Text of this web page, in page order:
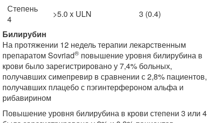
Степень
4
>5.0 x ULN
3 (0.4)
Билирубин
На протяжении 12 недель терапии лекарственным
препаратом Sovriad® повышение уровня билирубина в
крови было зарегистрировано у 7,4% больных,
получавших симепревир в сравнении с 2,8% пациентов,
получавших плацебо с пэгинтерфероном альфа и
рибавирином
Повышение уровня билирубина в крови степени 3 или 4